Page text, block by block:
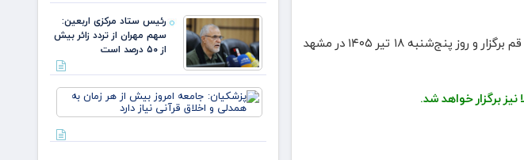
قرار است مراسم تشییع پیکر رهبر شهید انقلاب و خانواده ایشان، روز سه‌شنبه ۱۶ تیر در شهر مقدّس قم برگزار و روز پنج‌شنبه ۱۸ تیر ۱۴۰۵ در مشهد
رئیس ستاد مرکزی اربعین:
سهم مهران از تردد زائر بیش
از ۵۰ درصد است